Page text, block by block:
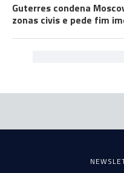
Guterres condena
zonas civis e pede fim